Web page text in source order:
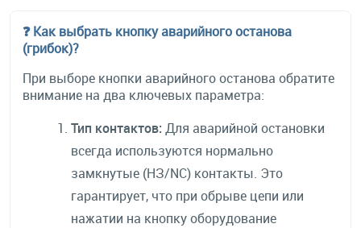
❓ Как выбрать кнопку аварийного останова
(грибок)?
При выборе кнопки аварийного останова обратите
внимание на два ключевых параметра:
Тип контактов: Для аварийной остановки
всегда используются нормально
замкнутые (НЗ/NC) контакты. Это
гарантирует, что при обрыве цепи или
нажатии на кнопку оборудование